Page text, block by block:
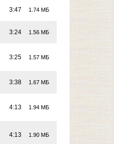
3:47 1.74 МБ
3:24 1.56 МБ
3:25 1.57 МБ
3:38 1.67 МБ
4:13 1.94 МБ
4:13 1.90 МБ